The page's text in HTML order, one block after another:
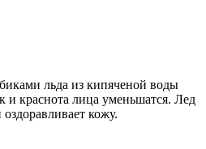
льда из кипяченой воды
и краснота лица уменьшатся. Лед
кожу.